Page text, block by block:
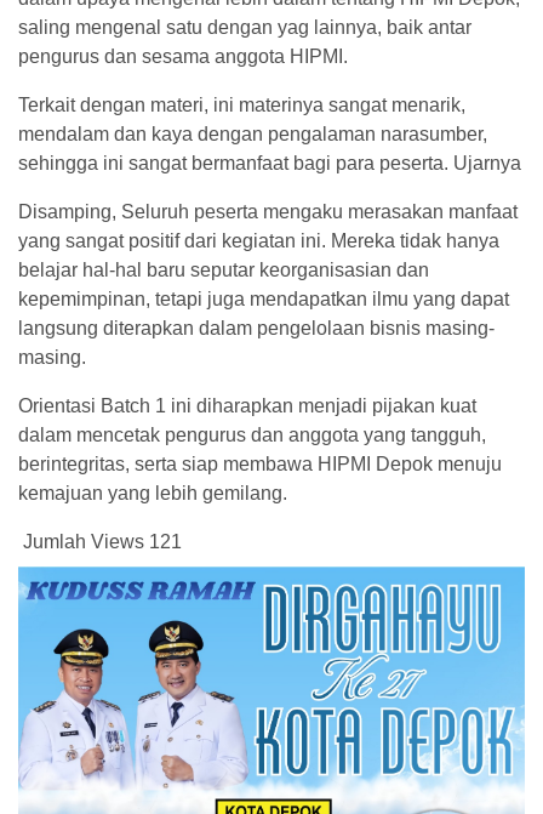
saling mengenal satu dengan yag lainnya, baik antar
pengurus dan sesama anggota HIPMI.
Terkait dengan materi, ini materinya sangat menarik,
mendalam dan kaya dengan pengalaman narasumber,
sehingga ini sangat bermanfaat bagi para peserta. Ujarnya
Disamping, Seluruh peserta mengaku merasakan manfaat
yang sangat positif dari kegiatan ini. Mereka tidak hanya
belajar hal-hal baru seputar keorganisasian dan
kepemimpinan, tetapi juga mendapatkan ilmu yang dapat
langsung diterapkan dalam pengelolaan bisnis masing-
masing.
Orientasi Batch 1 ini diharapkan menjadi pijakan kuat
dalam mencetak pengurus dan anggota yang tangguh,
berintegritas, serta siap membawa HIPMI Depok menuju
kemajuan yang lebih gemilang.
Jumlah Views 121